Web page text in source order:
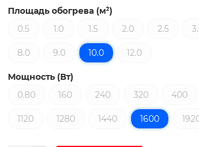
Площадь обогрева (м²)
0.5
1.0 1.5 2.0 2.5
8.0 9.0 10.0 12.0
Мощность (Вт)
0.80
160 240 320 400
1120 1280 1440 1600